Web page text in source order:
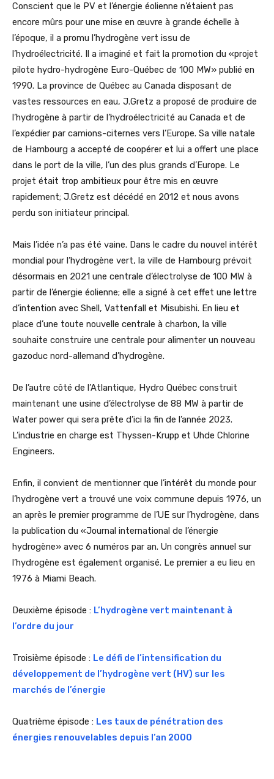
Conscient que le PV et l’énergie éolienne n’étaient pas
encore mûrs pour une mise en œuvre à grande échelle à
l’époque, il a promu l’hydrogène vert issu de
l’hydroélectricité. Il a imaginé et fait la promotion du «projet
pilote hydro-hydrogène Euro-Québec de 100 MW» publié en
1990. La province de Québec au Canada disposant de
vastes ressources en eau, J.Gretz a proposé de produire de
l’hydrogène à partir de l’hydroélectricité au Canada et de
l’expédier par camions-citernes vers l’Europe. Sa ville natale
de Hambourg a accepté de coopérer et lui a offert une place
dans le port de la ville, l’un des plus grands d’Europe. Le
projet était trop ambitieux pour être mis en œuvre
rapidement; J.Gretz est décédé en 2012 et nous avons
perdu son initiateur principal.
Mais l’idée n’a pas été vaine. Dans le cadre du nouvel intérêt
mondial pour l’hydrogène vert, la ville de Hambourg prévoit
désormais en 2021 une centrale d’électrolyse de 100 MW à
partir de l’énergie éolienne; elle a signé à cet effet une lettre
d’intention avec Shell, Vattenfall et Misubishi. En lieu et
place d’une toute nouvelle centrale à charbon, la ville
souhaite construire une centrale pour alimenter un nouveau
gazoduc nord-allemand d’hydrogène.
De l’autre côté de l’Atlantique, Hydro Québec construit
maintenant une usine d’électrolyse de 88 MW à partir de
Water power qui sera prête d’ici la fin de l’année 2023.
L’industrie en charge est Thyssen-Krupp et Uhde Chlorine
Engineers.
Enfin, il convient de mentionner que l’intérêt du monde pour
l’hydrogène vert a trouvé une voix commune depuis 1976, un
an après le premier programme de l’UE sur l’hydrogène, dans
la publication du «Journal international de l’énergie
hydrogène» avec 6 numéros par an. Un congrès annuel sur
l’hydrogène est également organisé. Le premier a eu lieu en
1976 à Miami Beach.
Deuxième épisode : L’hydrogène vert maintenant à
l’ordre du jour
Troisième épisode : Le défi de l’intensification du
développement de l’hydrogène vert (HV) sur les
marchés de l’énergie
Quatrième épisode : Les taux de pénétration des
énergies renouvelables depuis l’an 2000